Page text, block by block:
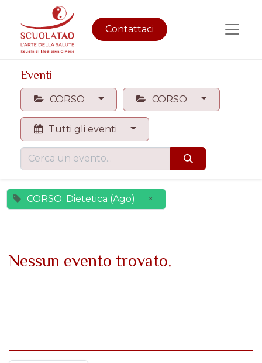
Contattaci
Eventi
CORSO CORSO
Tutti gli eventi
CORSO: Dietetica (Ago) ×
Nessun evento trovato.